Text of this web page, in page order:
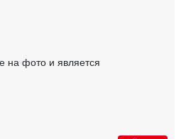
на фото и является